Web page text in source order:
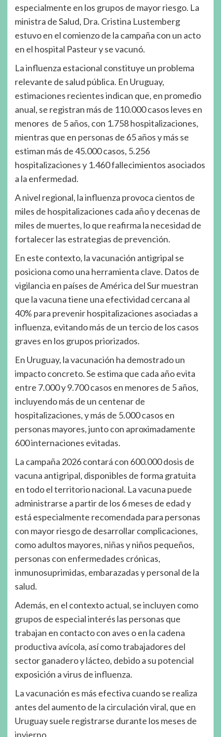
especialmente en los grupos de mayor riesgo. La
ministra de Salud, Dra. Cristina Lustemberg
estuvo en el comienzo de la campaña con un acto
en el hospital Pasteur y se vacunó.
La influenza estacional constituye un problema
relevante de salud pública. En Uruguay,
estimaciones recientes indican que, en promedio
anual, se registran más de 110.000 casos leves en
menores de 5 años, con 1.758 hospitalizaciones,
mientras que en personas de 65 años y más se
estiman más de 45.000 casos, 5.256
hospitalizaciones y 1.460 fallecimientos asociados
a la enfermedad.
A nivel regional, la influenza provoca cientos de
miles de hospitalizaciones cada año y decenas de
miles de muertes, lo que reafirma la necesidad de
fortalecer las estrategias de prevención.
En este contexto, la vacunación antigripal se
posiciona como una herramienta clave. Datos de
vigilancia en países de América del Sur muestran
que la vacuna tiene una efectividad cercana al
40% para prevenir hospitalizaciones asociadas a
influenza, evitando más de un tercio de los casos
graves en los grupos priorizados.
En Uruguay, la vacunación ha demostrado un
impacto concreto. Se estima que cada año evita
entre 7.000 y 9.700 casos en menores de 5 años,
incluyendo más de un centenar de
hospitalizaciones, y más de 5.000 casos en
personas mayores, junto con aproximadamente
600 internaciones evitadas.
La campaña 2026 contará con 600.000 dosis de
vacuna antigripal, disponibles de forma gratuita
en todo el territorio nacional. La vacuna puede
administrarse a partir de los 6 meses de edad y
está especialmente recomendada para personas
con mayor riesgo de desarrollar complicaciones,
como adultos mayores, niñas y niños pequeños,
personas con enfermedades crónicas,
inmunosuprimidas, embarazadas y personal de la
salud.
Además, en el contexto actual, se incluyen como
grupos de especial interés las personas que
trabajan en contacto con aves o en la cadena
productiva avícola, así como trabajadores del
sector ganadero y lácteo, debido a su potencial
exposición a virus de influenza.
La vacunación es más efectiva cuando se realiza
antes del aumento de la circulación viral, que en
Uruguay suele registrarse durante los meses de
invierno.